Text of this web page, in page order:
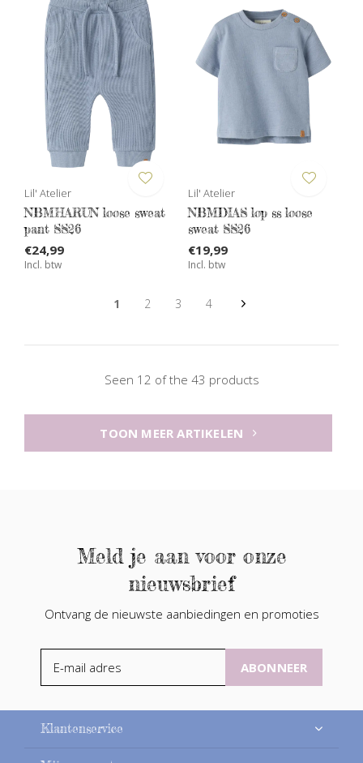
Lil' Atelier
NBMHARUN loose sweat
pant SS26
€24,99
Incl. btw
Lil' Atelier
NBMDIAS lop ss loose
sweat SS26
€19,99
Incl. btw
1 2 3 4
Seen 12 of the 43 products
TOON MEER ARTIKELEN
Meld je aan voor onze
nieuwsbrief
Ontvang de nieuwste aanbiedingen en promoties
ABONNEER
Klantenservice